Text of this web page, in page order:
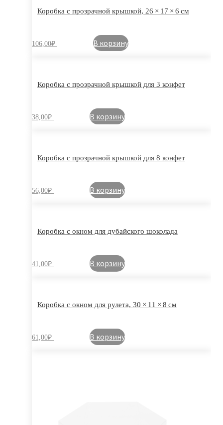
Коробка с прозрачной крышкой, 26 × 17 × 6 см
106,00₽ В корзину
Коробка с прозрачной крышкой для 3 конфет
38,00₽ В корзину
Коробка с прозрачной крышкой для 8 конфет
56,00₽ В корзину
Коробка с окном для дубайского шоколада
41,00₽ В корзину
Коробка с окном для рулета, 30 × 11 × 8 см
61,00₽ В корзину